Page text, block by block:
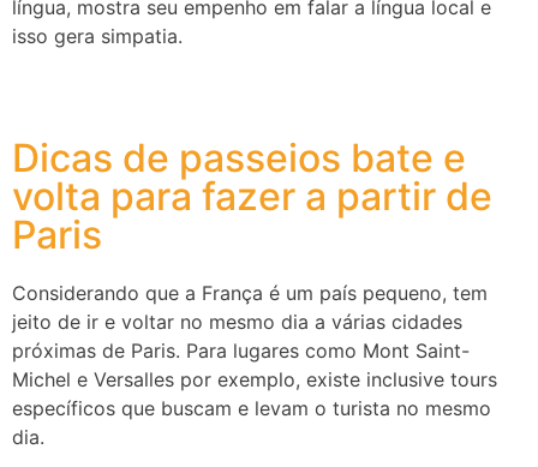
língua, mostra seu empenho em falar a língua local e
isso gera simpatia.
Dicas de passeios bate e
volta para fazer a partir de
Paris
Considerando que a França é um país pequeno, tem
jeito de ir e voltar no mesmo dia a várias cidades
próximas de Paris. Para lugares como Mont Saint-
Michel e Versalles por exemplo, existe inclusive tours
específicos que buscam e levam o turista no mesmo
dia.